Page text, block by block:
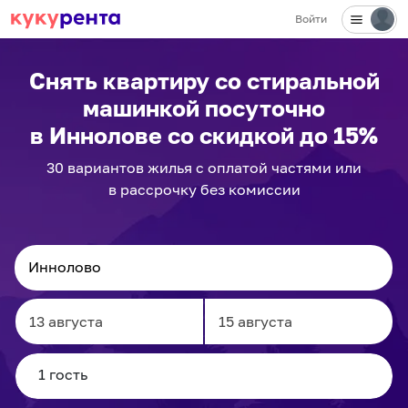
Войти
Снять квартиру со стиральной
машинкой посуточно
в Иннолове со скидкой до 15%
30 вариантов жилья с оплатой частями или
в рассрочку без комиссии
Navigate
forward
to
Navigate
to